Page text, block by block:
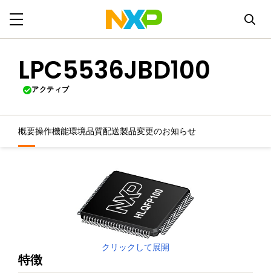
LPC5536JBD100
アクティブ
概要操作機能環境品質配送製品変更のお知らせ
クリックして展開
特徴